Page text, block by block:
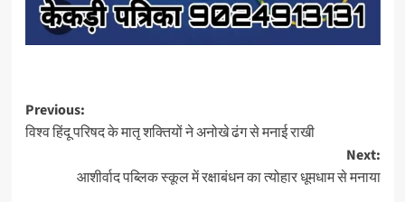
Previous:
विश्व हिंदू परिषद के मातृ शक्तियों ने अनोखे ढंग से मनाई राखी
Next:
आशीर्वाद पब्लिक स्कूल में रक्षाबंधन का त्योहार धूमधाम से मनाया